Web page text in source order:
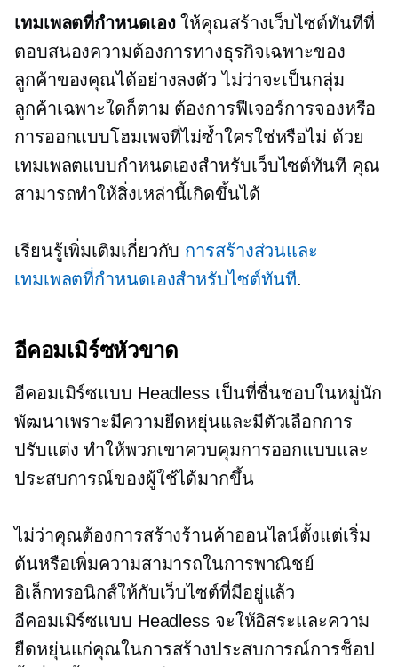
เทมเพลตที่กำหนดเองให้คุณสร้างเว็บไซต์ทันทีที่
ตอบสนองความต้องการทางธุรกิจเฉพาะของ
ลูกค้าของคุณได้อย่างลงตัว ไม่ว่าจะเป็นกลุ่ม
ลูกค้าเฉพาะใดก็ตาม ต้องการฟีเจอร์การจองหรือ
การออกแบบโฮมเพจที่ไม่ซ้ำใครใช่หรือไม่ ด้วย
เทมเพลตแบบกำหนดเองสำหรับเว็บไซต์ทันที คุณ
สามารถทำให้สิ่งเหล่านี้เกิดขึ้นได้
เรียนรู้เพิ่มเติมเกี่ยวกับ การสร้างส่วนและ
เทมเพลตที่กำหนดเองสำหรับไซต์ทันที.
อีคอมเมิร์ซหัวขาด
อีคอมเมิร์ซแบบ Headless เป็นที่ชื่นชอบในหมู่นัก
พัฒนาเพราะมีความยืดหยุ่นและมีตัวเลือกการ
ปรับแต่ง ทำให้พวกเขาควบคุมการออกแบบและ
ประสบการณ์ของผู้ใช้ได้มากขึ้น
ไม่ว่าคุณต้องการสร้างร้านค้าออนไลน์ตั้งแต่เริ่ม
ต้นหรือเพิ่มความสามารถในการพาณิชย์
อิเล็กทรอนิกส์ให้กับเว็บไซต์ที่มีอยู่แล้ว
อีคอมเมิร์ซแบบ Headless จะให้อิสระและความ
ยืดหยุ่นแก่คุณในการสร้างประสบการณ์การช็อป